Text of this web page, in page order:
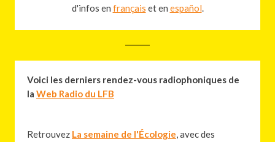
d'infos en français et en español.
Voici les derniers rendez-vous radiophoniques​ de
la Web Radio du LFB
Retrouvez La semaine de l'Écologie, avec des